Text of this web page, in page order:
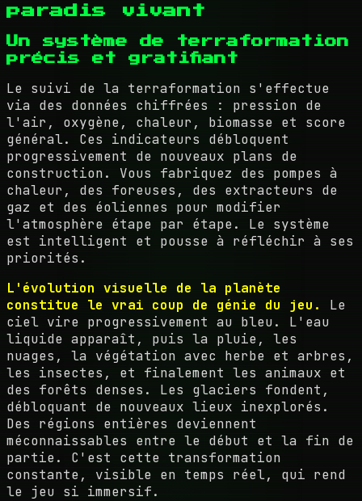
paradis vivant
Un système de terraformation
précis et gratifiant
Le suivi de la terraformation s'effectue
via des données chiffrées : pression de
l'air, oxygène, chaleur, biomasse et score
général. Ces indicateurs débloquent
progressivement de nouveaux plans de
construction. Vous fabriquez des pompes à
chaleur, des foreuses, des extracteurs de
gaz et des éoliennes pour modifier
l'atmosphère étape par étape. Le système
est intelligent et pousse à réfléchir à ses
priorités.
L'évolution visuelle de la planète
constitue le vrai coup de génie du jeu.
Le
ciel vire progressivement au bleu. L'eau
liquide apparaît, puis la pluie, les
nuages, la végétation avec herbe et arbres,
les insectes, et finalement les animaux et
des forêts denses. Les glaciers fondent,
débloquant de nouveaux lieux inexplorés.
Des régions entières deviennent
méconnaissables entre le début et la fin de
partie. C'est cette transformation
constante, visible en temps réel, qui rend
le jeu si immersif.